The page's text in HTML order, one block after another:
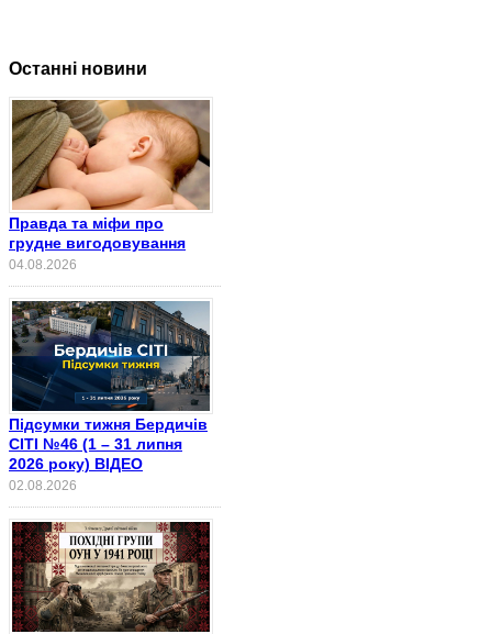
Останні новини
Правда та міфи про
грудне вигодовування
04.08.2026
Підсумки тижня Бердичів
СІТІ №46 (1 – 31 липня
2026 року) ВІДЕО
02.08.2026